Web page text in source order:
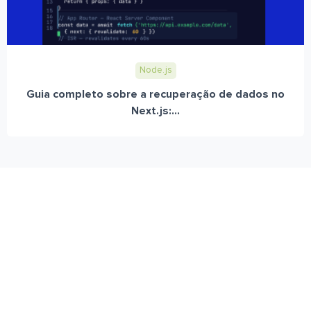
Node.js
Guia completo sobre a recuperação de dados no
Next.js:...